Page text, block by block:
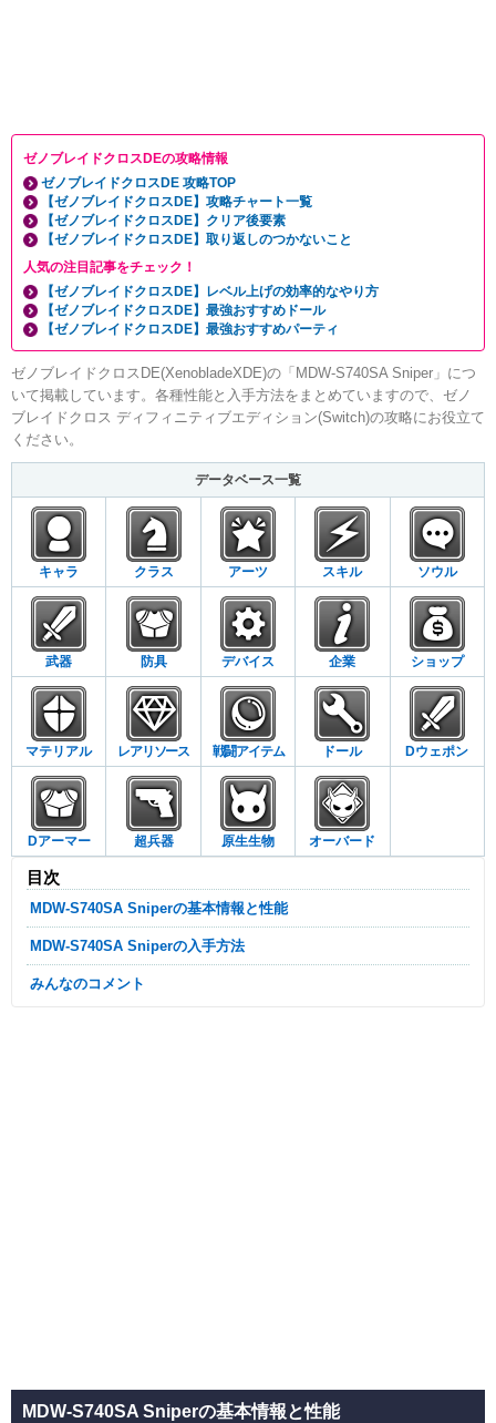
ゼノブレイドクロスDEの攻略情報
ゼノブレイドクロスDE 攻略TOP
【ゼノブレイドクロスDE】攻略チャート一覧
【ゼノブレイドクロスDE】クリア後要素
【ゼノブレイドクロスDE】取り返しのつかないこと
人気の注目記事をチェック！
【ゼノブレイドクロスDE】レベル上げの効率的なやり方
【ゼノブレイドクロスDE】最強おすすめドール
【ゼノブレイドクロスDE】最強おすすめパーティ
ゼノブレイドクロスDE(XenobladeXDE)の「MDW-S740SA Sniper」につ
いて掲載しています。各種性能と入手方法をまとめていますので、ゼノ
ブレイドクロス ディフィニティブエディション(Switch)の攻略にお役立て
ください。
データベース一覧
キャラ クラス アーツ スキル ソウル
武器 防具 デバイス 企業 ショップ
マテリアル レアリソース 戦闘アイテム ドール Dウェポン
Dアーマー 超兵器 原生生物 オーバード
目次
MDW-S740SA Sniperの基本情報と性能
MDW-S740SA Sniperの入手方法
みんなのコメント
MDW-S740SA Sniperの基本情報と性能